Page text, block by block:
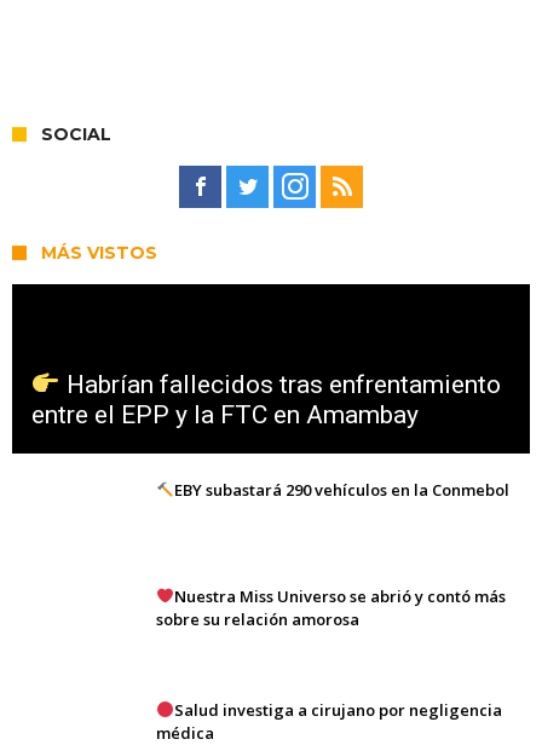
SOCIAL
MÁS VISTOS
Habrían fallecidos tras enfrentamiento
entre el EPP y la FTC en Amambay
EBY subastará 290 vehículos en la Conmebol
Nuestra Miss Universo se abrió y contó más
sobre su relación amorosa
Salud investiga a cirujano por negligencia
médica